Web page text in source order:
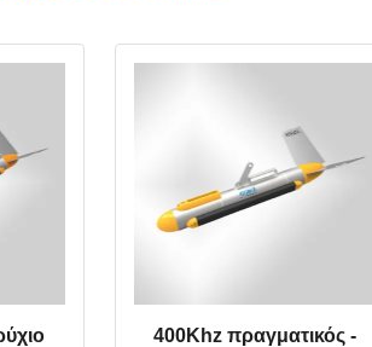
400Khz πραγματικός -